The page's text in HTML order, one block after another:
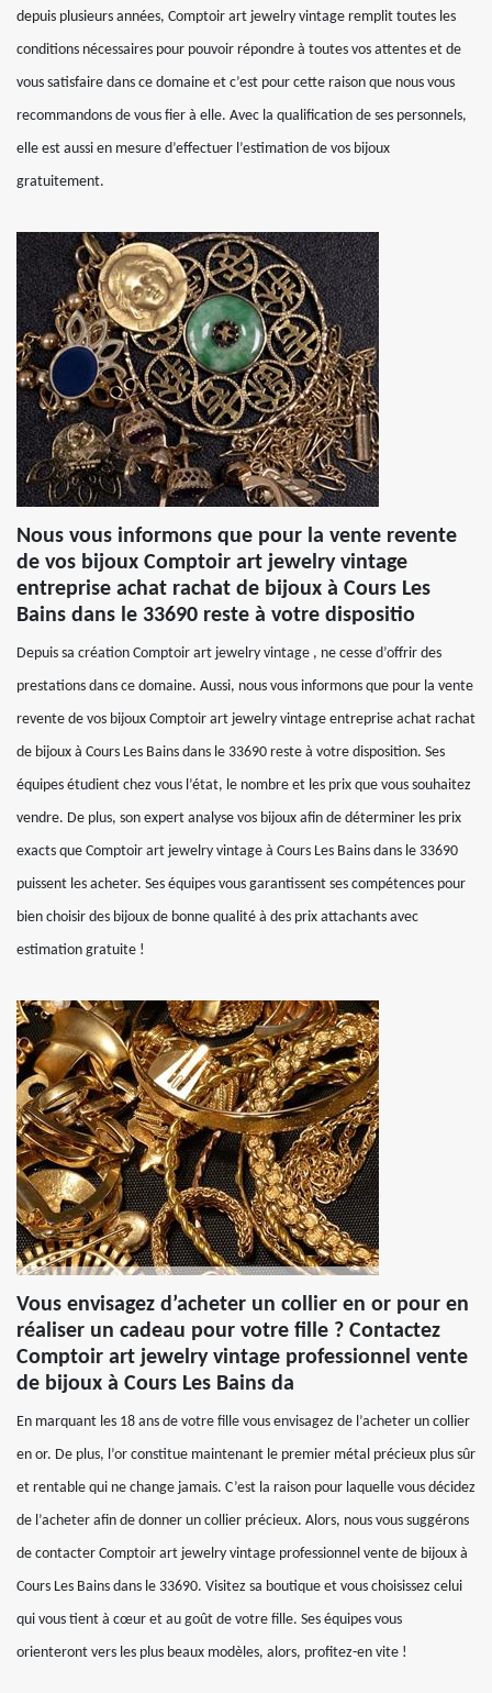
depuis plusieurs années, Comptoir art jewelry vintage remplit toutes les
conditions nécessaires pour pouvoir répondre à toutes vos attentes et de
vous satisfaire dans ce domaine et c’est pour cette raison que nous vous
recommandons de vous fier à elle. Avec la qualification de ses personnels,
elle est aussi en mesure d’effectuer l’estimation de vos bijoux
gratuitement.
Nous vous informons que pour la vente revente
de vos bijoux Comptoir art jewelry vintage
entreprise achat rachat de bijoux à Cours Les
Bains dans le 33690 reste à votre dispositio
Depuis sa création Comptoir art jewelry vintage , ne cesse d’offrir des
prestations dans ce domaine. Aussi, nous vous informons que pour la vente
revente de vos bijoux Comptoir art jewelry vintage entreprise achat rachat
de bijoux à Cours Les Bains dans le 33690 reste à votre disposition. Ses
équipes étudient chez vous l’état, le nombre et les prix que vous souhaitez
vendre. De plus, son expert analyse vos bijoux afin de déterminer les prix
exacts que Comptoir art jewelry vintage à Cours Les Bains dans le 33690
puissent les acheter. Ses équipes vous garantissent ses compétences pour
bien choisir des bijoux de bonne qualité à des prix attachants avec
estimation gratuite !
Vous envisagez d’acheter un collier en or pour en
réaliser un cadeau pour votre fille ? Contactez
Comptoir art jewelry vintage professionnel vente
de bijoux à Cours Les Bains da
En marquant les 18 ans de votre fille vous envisagez de l’acheter un collier
en or. De plus, l’or constitue maintenant le premier métal précieux plus sûr
et rentable qui ne change jamais. C’est la raison pour laquelle vous décidez
de l’acheter afin de donner un collier précieux. Alors, nous vous suggérons
de contacter Comptoir art jewelry vintage professionnel vente de bijoux à
Cours Les Bains dans le 33690. Visitez sa boutique et vous choisissez celui
qui vous tient à cœur et au goût de votre fille. Ses équipes vous
orienteront vers les plus beaux modèles, alors, profitez-en vite !